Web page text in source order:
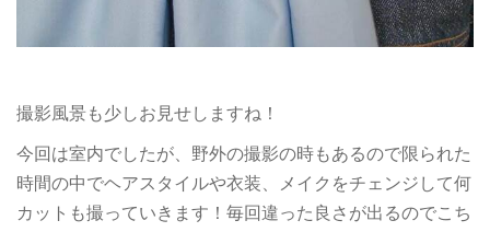
撮影風景も少しお見せしますね！
今回は室内でしたが、野外の撮影の時もあるので限られた
時間の中でヘアスタイルや衣装、メイクをチェンジして何
カットも撮っていきます！毎回違った良さが出るのでこち